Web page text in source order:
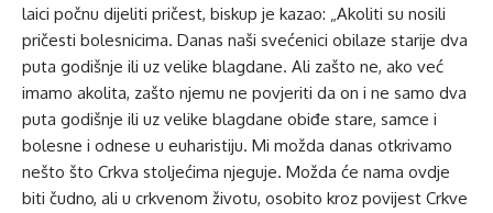
laici počnu dijeliti pričest, biskup je kazao: „Akoliti su nosili
pričesti bolesnicima. Danas naši svećenici obilaze starije dva
puta godišnje ili uz velike blagdane. Ali zašto ne, ako već
imamo akolita, zašto njemu ne povjeriti da on i ne samo dva
puta godišnje ili uz velike blagdane obiđe stare, samce i
bolesne i odnese u euharistiju. Mi možda danas otkrivamo
nešto što Crkva stoljećima njeguje. Možda će nama ovdje
biti čudno, ali u crkvenom životu, osobito kroz povijest Crkve